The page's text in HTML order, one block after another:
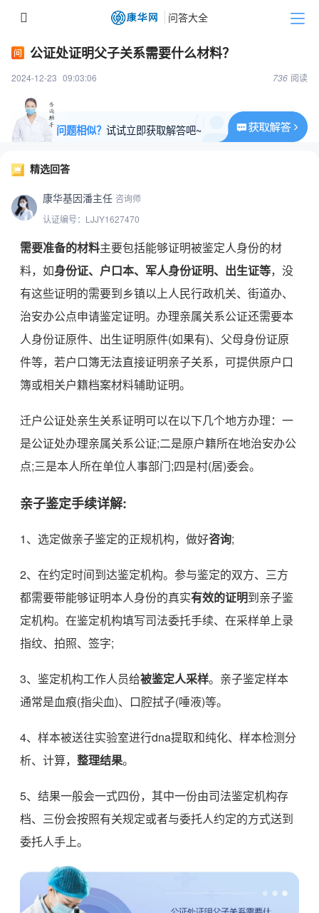
公证处证明父子关系需要什么材料？
736 阅读
2024-12-23 09:03:06
问题相似？ 试试立即获取解答吧~
精选回答
康华基因潘主任 咨询师
认证编号：LJJY1627470
需要准备的材料主要包括能够证明被鉴定人身份的材
料，如身份证、户口本、军人身份证明、出生证等，没
有这些证明的需要到乡镇以上人民行政机关、街道办、
治安办公点申请鉴定证明。办理亲属关系公证还需要本
人身份证原件、出生证明原件(如果有)、父母身份证原
件等，若户口簿无法直接证明亲子关系，可提供原户口
簿或相关户籍档案材料辅助证明。
迁户公证处亲生关系证明可以在以下几个地方办理：一
是公证处办理亲属关系公证;二是原户籍所在地治安办公
点;三是本人所在单位人事部门;四是村(居)委会。
亲子鉴定手续详解:
1、选定做亲子鉴定的正规机构，做好咨询;
2、在约定时间到达鉴定机构。参与鉴定的双方、三方
都需要带能够证明本人身份的真实有效的证明到亲子鉴
定机构。在鉴定机构填写司法委托手续、在采样单上录
指纹、拍照、签字;
3、鉴定机构工作人员给被鉴定人采样。亲子鉴定样本
通常是血痕(指尖血)、口腔拭子(唾液)等。
4、样本被送往实验室进行dna提取和纯化、样本检测分
析、计算， 整理结果。
5、结果一般会一式四份，其中一份由司法鉴定机构存
档、三份会按照有关规定或者与委托人约定的方式送到
委托人手上。